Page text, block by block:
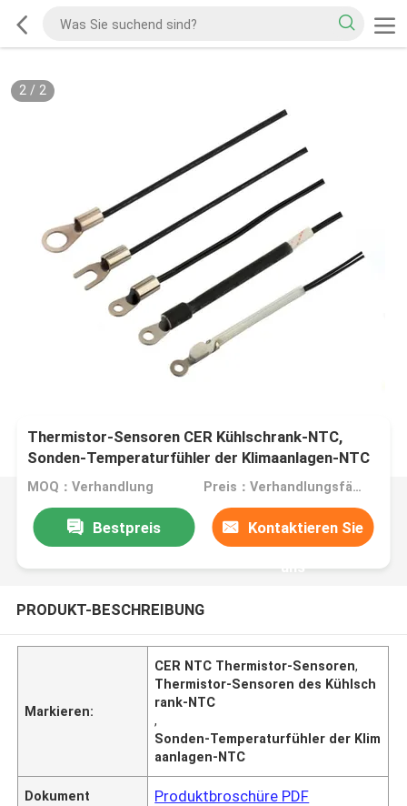
2/ 2
Thermistor-Sensoren CER Kühlschrank-NTC,
Sonden-Temperaturfühler der Klimaanlagen-NTC
MOQ：Verhandlung Preis：Verhandlungsfähig
Bestpreis Kontaktieren Sie
uns
PRODUKT-BESCHREIBUNG
Markieren:
CER NTC Thermistor-Sensoren,
Thermistor-Sensoren des Kühlsch
rank-NTC
,
Sonden-Temperaturfühler der Klim
aanlagen-NTC
Dokument Produktbroschüre PDF